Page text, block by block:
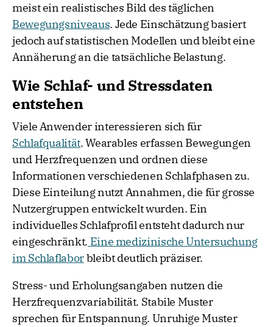
meist ein realistisches Bild des täglichen
Bewegungsniveaus. Jede Einschätzung basiert
jedoch auf statistischen Modellen und bleibt eine
Annäherung an die tatsächliche Belastung.
Wie Schlaf- und Stressdaten
entstehen
Viele Anwender interessieren sich für
Schlafqualität. Wearables erfassen Bewegungen
und Herzfrequenzen und ordnen diese
Informationen verschiedenen Schlafphasen zu.
Diese Einteilung nutzt Annahmen, die für grosse
Nutzergruppen entwickelt wurden. Ein
individuelles Schlafprofil entsteht dadurch nur
eingeschränkt. Eine medizinische Untersuchung
im Schlaflaborbleibt deutlich präziser.
Stress- und Erholungsangaben nutzen die
Herzfrequenzvariabilität. Stabile Muster
sprechen für Entspannung. Unruhige Muster